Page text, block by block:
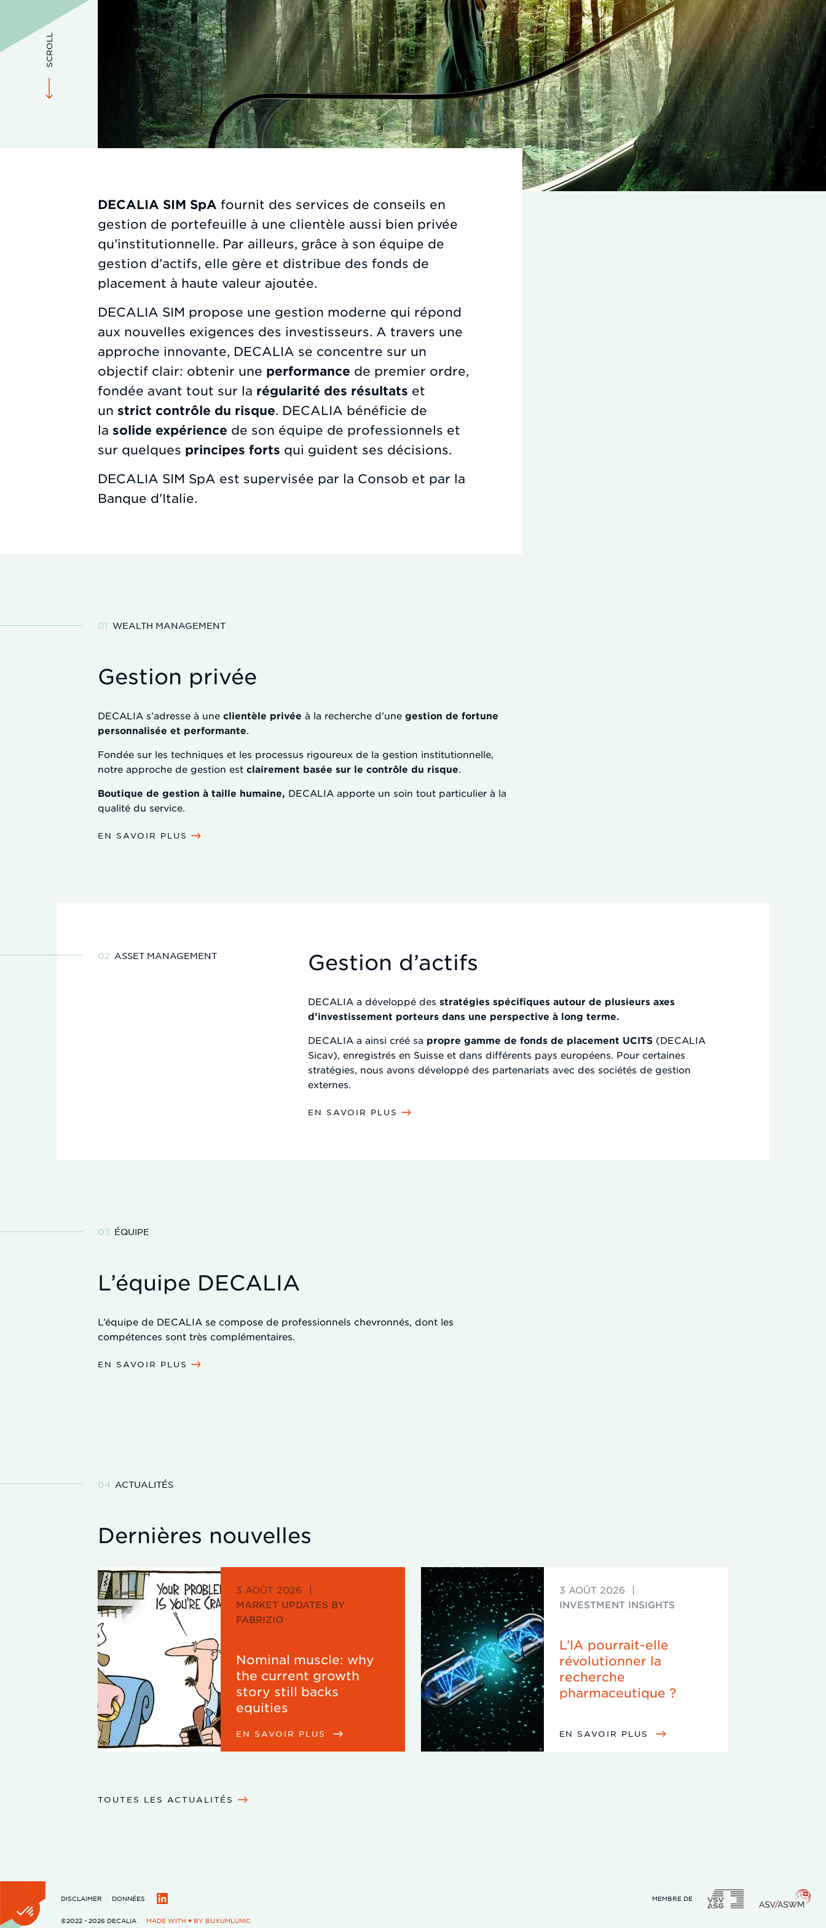
SCROLL
DECALIA SIM SpA fournit des services de conseils en
gestion de portefeuille à une clientèle aussi bien privée
qu’institutionnelle. Par ailleurs, grâce à son équipe de
gestion d’actifs, elle gère et distribue des fonds de
placement à haute valeur ajoutée.
DECALIA SIM propose une gestion moderne qui répond
aux nouvelles exigences des investisseurs. A travers une
approche innovante, DECALIA se concentre sur un
objectif clair: obtenir une performance de premier ordre,
fondée avant tout sur la régularité des résultats et
unstrict contrôle du risque. DECALIA bénéficie de
lasolide expérience de son équipe de professionnels et
sur quelques principes forts qui guident ses décisions.
DECALIA SIM SpA est supervisée par la Consob et par la
Banque d’Italie.
WEALTH MANAGEMENT
Gestion privée
DECALIA s’adresse à uneclientèle privée à la recherche d’unegestion de fortune
personnalisée et performante.
Fondée sur les techniques et les processus rigoureux de la gestion institutionnelle,
notre approche de gestion estclairement basée sur le contrôle du risque.
Boutique de gestion à taille humaine, DECALIA apporte un soin tout particulier à la
qualité du service.
EN SAVOIR PLUS
ASSET MANAGEMENT Gestion d’actifs
DECALIA a développé des stratégies spécifiques autour de plusieurs axes
d’investissement porteurs dans une perspective à long terme.
DECALIA a ainsi créé sa propre gamme de fonds de placement UCITS (DECALIA
Sicav), enregistrés en Suisse et dans différents pays européens. Pour certaines
stratégies, nous avons développé des partenariats avec des sociétés de gestion
externes.
EN SAVOIR PLUS
ÉQUIPE
L’équipe DECALIA
L’équipe de DECALIA se compose de professionnels chevronnés, dont les
compétences sont très complémentaires.
EN SAVOIR PLUS
ACTUALITÉS
Dernières nouvelles
3 AOÛT 2026
|
MARKET UPDATES BY
FABRIZIO
Nominal muscle: why
the current growth
story still backs
equities
EN SAVOIR PLUS
3 AOÛT 2026
|
INVESTMENT INSIGHTS
L’IA pourrait-elle
révolutionner la
recherche
pharmaceutique ?
EN SAVOIR PLUS
TOUTES LES ACTUALITÉS
DISCLAIMER
DONNÉES
MEMBRE DE
©2022 - 2026 DECALIA MADE WITH ♥ BY BUXUMLUNIC